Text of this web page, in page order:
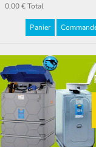
0,00 €Total
Panier